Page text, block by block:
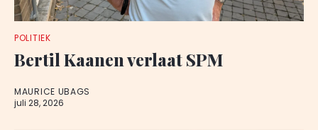
POLITIEK
Bertil Kaanen verlaat SPM
MAURICE UBAGS
juli 28, 2026